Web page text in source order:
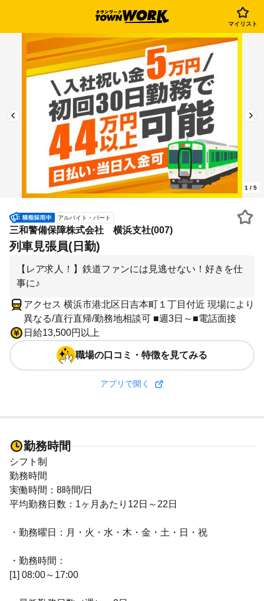
マイリスト
1 / 5
アルバイト・パート
三和警備保障株式会社 横浜支社(007)
列車見張員(日勤)
【レア求人！】鉄道ファンには見逃せない！好きを仕
事に♪
アクセス 横浜市港北区日吉本町１丁目付近 現場により
異なる/直行直帰/勤務地相談可 ■週3日～■電話面接
日給13,500円以上
職場の口コミ・特徴を見てみる
アプリで開く
勤務時間
シフト制
勤務時間
実働時間：8時間/日
平均勤務日数：1ヶ月あたり12日～22日
・勤務曜日：月・火・水・木・金・土・日・祝
・勤務時間：
[1] 08:00～17:00